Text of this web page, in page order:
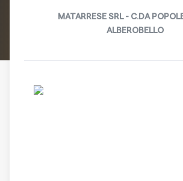
MATARRESE SRL- C.DA
ALBEROBELLO